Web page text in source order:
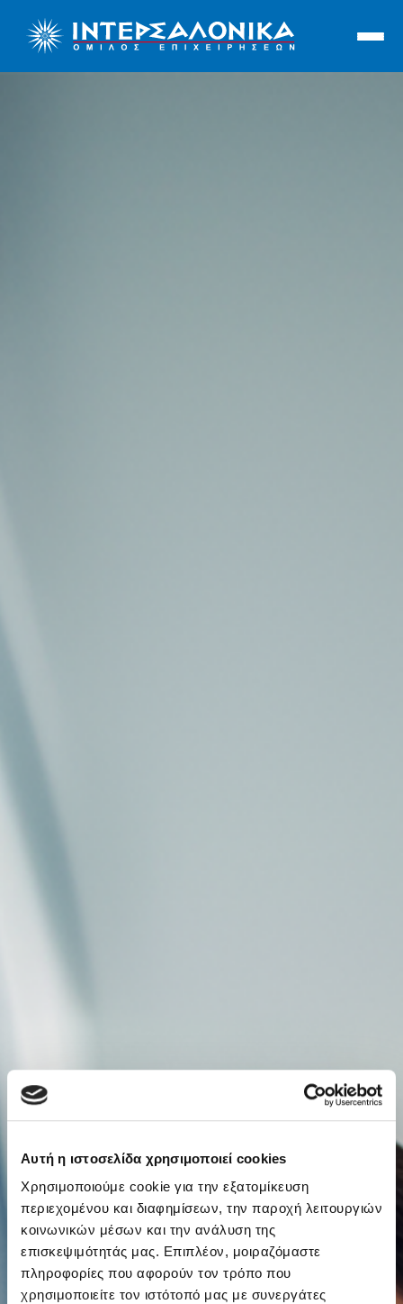
Αυτή η ιστοσελίδα χρησιμοποιεί cookies
Χρησιμοποιούμε cookie για την εξατομίκευση
περιεχομένου και διαφημίσεων, την παροχή λειτουργιών
κοινωνικών μέσων και την ανάλυση της
επισκεψιμότητάς μας. Επιπλέον, μοιραζόμαστε
πληροφορίες που αφορούν τον τρόπο που
χρησιμοποιείτε τον ιστότοπό μας με συνεργάτες
Ιντερσαλόνικα